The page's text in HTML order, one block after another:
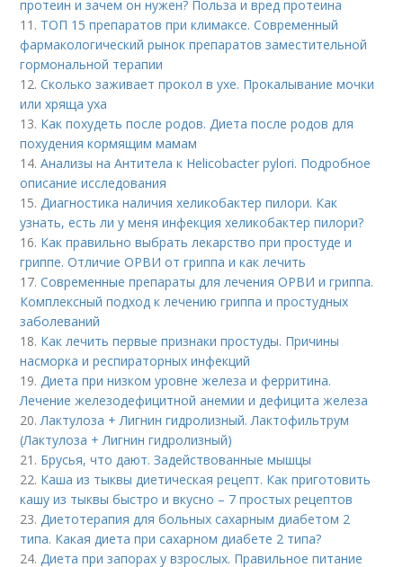
протеин и зачем он нужен? Польза и вред протеина
11. ТОП 15 препаратов при климаксе. Современный
фармакологический рынок препаратов заместительной
гормональной терапии
12.Сколько заживает прокол в ухе. Прокалывание мочки
или хряща уха
13. Как похудеть после родов. Диета после родов для
похудения кормящим мамам
14.Анализы на Антитела к Helicobacter pylori. Подробное
описание исследования
15.Диагностика наличия хеликобактер пилори. Как
узнать, есть ли у меня инфекция хеликобактер пилори?
16. Как правильно выбрать лекарство при простуде и
гриппе. Отличие ОРВИ от гриппа и как лечить
17.Современные препараты для лечения ОРВИ и гриппа.
Комплексный подход к лечению гриппа и простудных
заболеваний
18. Как лечить первые признаки простуды. Причины
насморка и респираторных инфекций
19.Диета при низком уровне железа и ферритина.
Лечение железодефицитной анемии и дефицита железа
20.Лактулоза + Лигнин гидролизный. Лактофильтрум
(Лактулоза + Лигнин гидролизный)
21. Брусья, что дают. Задействованные мышцы
22. Каша из тыквы диетическая рецепт. Как приготовить
кашу из тыквы быстро и вкусно – 7 простых рецептов
23.Диетотерапия для больных сахарным диабетом 2
типа. Какая диета при сахарном диабете 2 типа?
24.Диета при запорах у взрослых. Правильное питание